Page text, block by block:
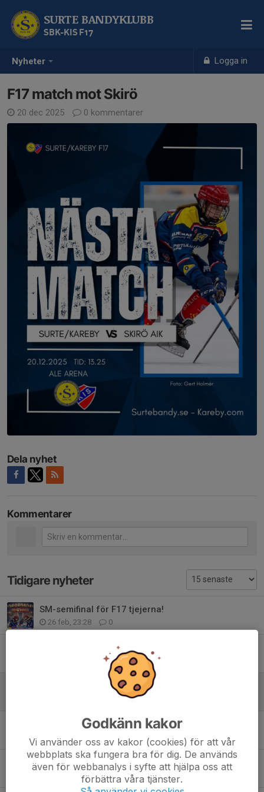
Nyheter Logga in
SURTE BANDYKLUBB
SBK-KIS F17
F17 match mot Skirö
20 dec 2025 0 kommentarer
Dela nyhet
Kommentarer
Tidigare nyheter
SM-semifinal för F17 tjejerna!
26 feb, 23:28 0
Säsongens sista seriematch för F17!
0
F17 match mot Skirö
Hemmamatch för F17 ikväll!
21 nov 2025
F17 spelar World Cup 7-9 November!
5 nov 2025 0
Godkänn kakor
Vi använder oss av kakor (cookies) för att vår
webbplats ska fungera bra för dig. De används
även för webbanalys i syfte att hjälpa oss att
förbättra våra tjänster.